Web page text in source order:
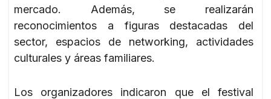
mercado. Además, se realizarán
reconocimientos a figuras destacadas del
sector, espacios de networking, actividades
culturales y áreas familiares.
Los organizadores indicaron que el festival